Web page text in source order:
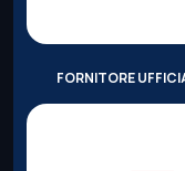
FORNITORE